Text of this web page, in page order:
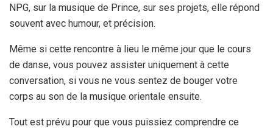
NPG, sur la musique de Prince, sur ses projets, elle répond
souvent avec humour, et précision.
Même si cette rencontre à lieu le même jour que le cours
de danse, vous pouvez assister uniquement à cette
conversation, si vous ne vous sentez de bouger votre
corps au son de la musique orientale ensuite.
Tout est prévu pour que vous puissiez comprendre ce